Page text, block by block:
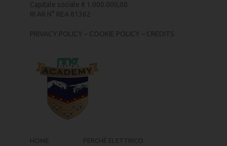
Capitale sociale € 1.000.000,00
RI AR N° REA 81362
PRIVACY POLICY – COOKIE POLICY – CREDITS
HOME
PERCHÉ ELETTRICO